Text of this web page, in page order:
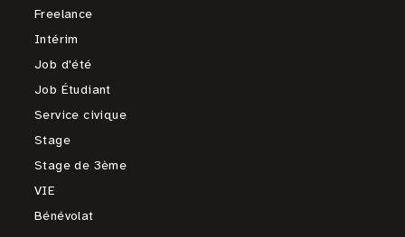
Freelance
Intérim
Job d'été
Job Étudiant
Service civique
Stage
Stage de 3ème
VIE
Bénévolat